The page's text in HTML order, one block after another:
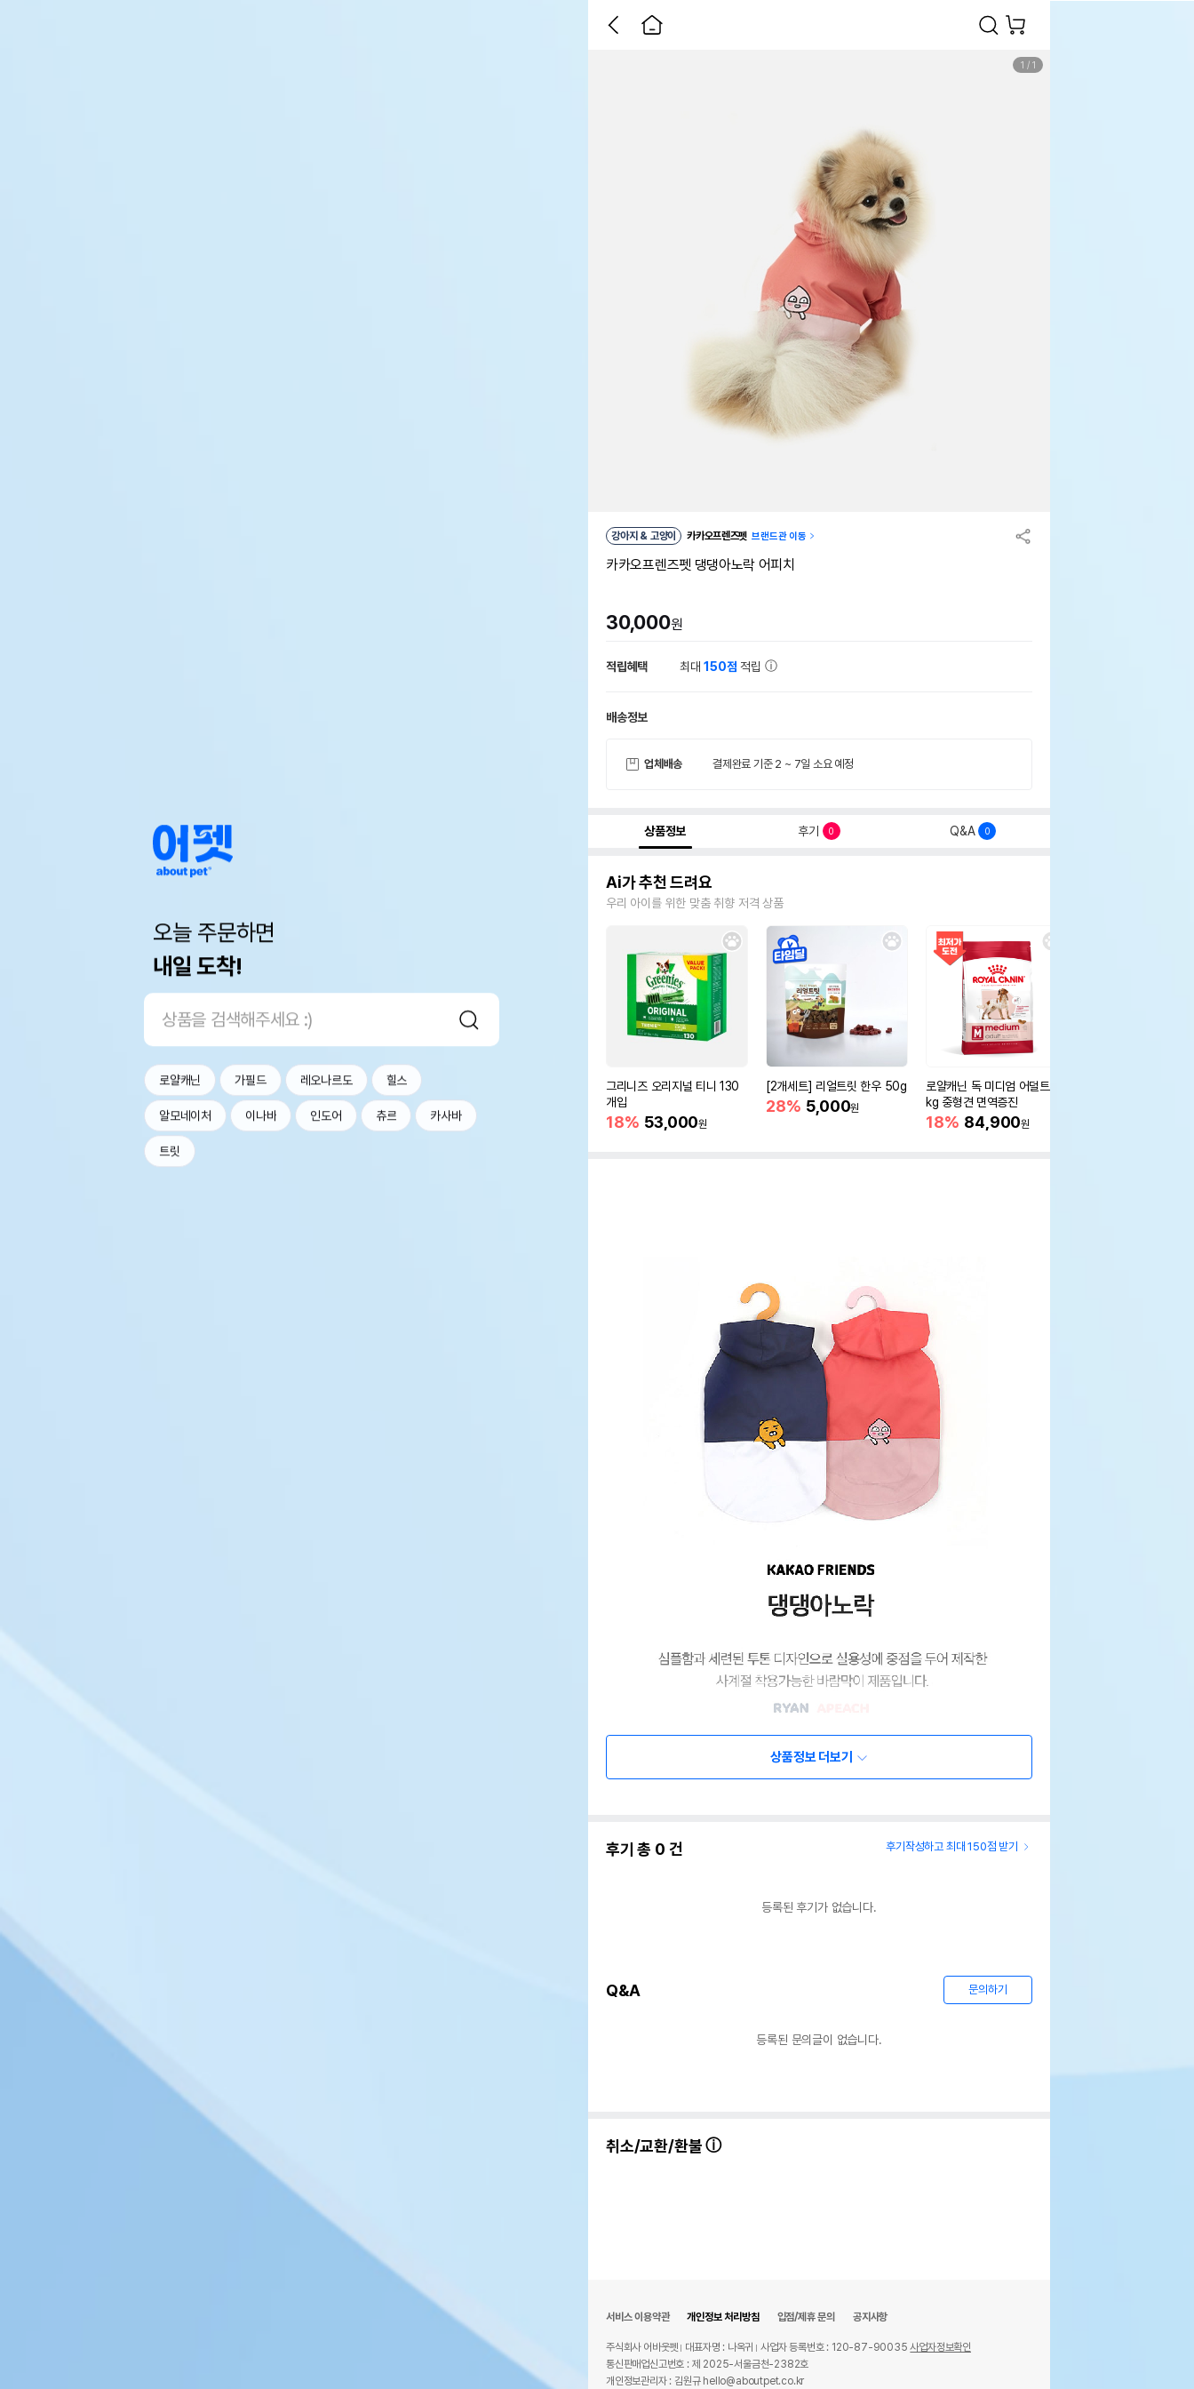
오늘 주문하면
내일 도착!
로얄캐닌 가필드 레오나르도 힐스
알모네이처 이나바 인도어 츄르 카사바
트릿
1 / 1
강아지 & 고양이 카카오프렌즈펫 브랜드관 이동
카카오프렌즈펫 댕댕아노락 어피치
30,000원
적립혜택 최대150점 적립
배송정보
업체배송 결제완료 기준 2 ~ 7일 소요 예정
상품정보 후기 0 Q&A 0
Ai가 추천 드려요
우리 아이를 위한 맞춤 취향 저격 상품
그리니즈 오리지널 티니 130
개입
18% 53,000원
[2개세트] 리얼트릿 한우 50g
28% 5,000원
로얄캐닌 독 미디엄 어덜트 10
kg 중형견 면역증진
18% 84,900원
상품정보 더보기
후기 총 0 건 후기작성하고 최대 150점 받기
등록된 후기가 없습니다.
Q&A 문의하기
등록된 문의글이 없습니다.
취소/교환/환불
서비스 이용약관 개인정보 처리방침 입점/제휴 문의 공지사항
주식회사 어바웃펫 대표자명 : 나옥귀 사업자 등록번호 : 120-87-90035사업자정보확인
통신판매업신고번호 : 제 2025-서울금천-2382호
개인정보관리자 : 김원규 hello@aboutpet.co.kr